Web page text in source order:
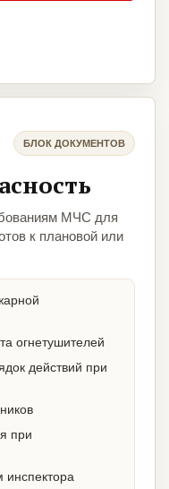
БЛОК ДОКУМЕНТОВ
МЧС для
к плановой или
огнетушителей
действий при
при
инспектора